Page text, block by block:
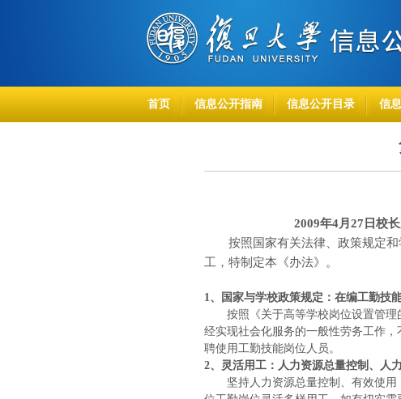
首页 信息公开指南 信息公开目录 信
2009年4月27日校
按照国家有关法律、政策规定和
工，特制定本《办法》。
1、国家与学校政策规定：在编工勤技
按照《关于高等学校岗位设置管理
经实现社会化服务的一般性劳务工作
聘使用工勤技能岗位人员。
2、灵活用工：人力资源总量控制、人
坚持人力资源总量控制、有效使用